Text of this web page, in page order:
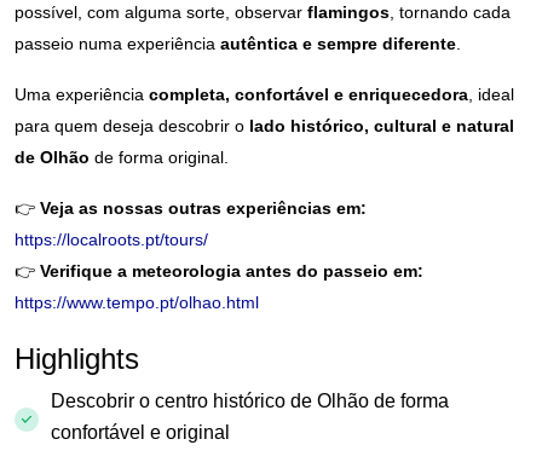
possível, com alguma sorte, observar flamingos , tornando cada
passeio numa experiência autêntica e sempre diferente
Uma experiência completa, confortável e enriquecedora , ideal
para quem deseja descobrir o lado histórico, cultural e natural
de Olhão de forma original.
👉 Veja as nossas outras experiências em:
https://localroots.pt/tours/
👉 Verifique a meteorologia antes do passeio em:
https://www.tempo.pt/olhao.html
Highlights
Descobrir o centro histórico de Olhão de forma
confortável e original